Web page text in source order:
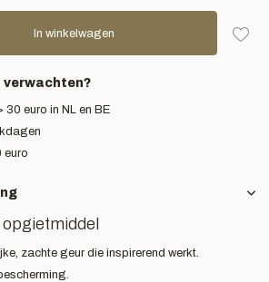
In winkelwagen
verwachten?
euro in NL en BE
euro
opgietmiddel
zachte geur die inspirerend werkt.